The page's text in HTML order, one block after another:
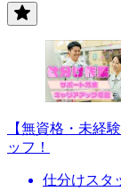
【無資格・未経
ッフ！
仕分けスタ